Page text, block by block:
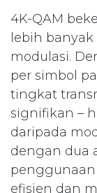
4K-QAM
lebih
modulasi.
per simbol
tingkat
signifikan –
daripada
dengan dua
efisien dan